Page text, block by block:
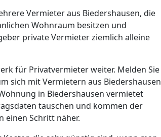
Vermieter aus Biedershausen, die
Wohnraum besitzen und
private Vermieter ziemlich alleine
für Privatvermieter weiter. Melden Sie
sich mit Vermietern aus Biedershausen
in Biedershausen vermietet
tauschen und kommen der
einen Schritt näher.